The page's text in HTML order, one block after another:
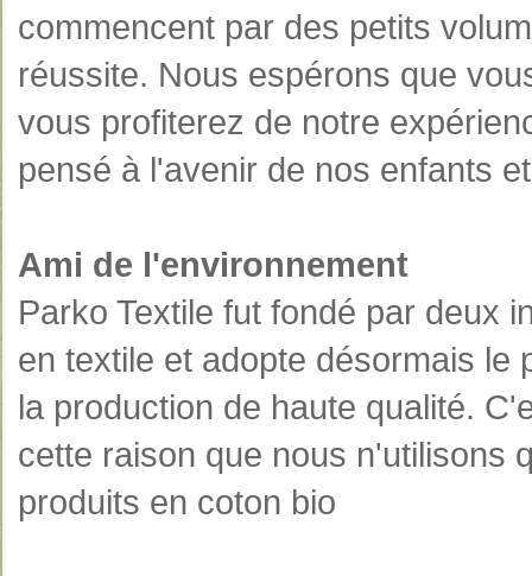
commencent par des petits
réussite. Nous espérons que
vous profiterez de notre
pensé à l'avenir de nos enfants
Ami de l'environnement
Parko Textile fut fondé par deux
en textile et adopte désormais le
la production de haute qualité.
cette raison que nous n'utilisons
produits en coton bio